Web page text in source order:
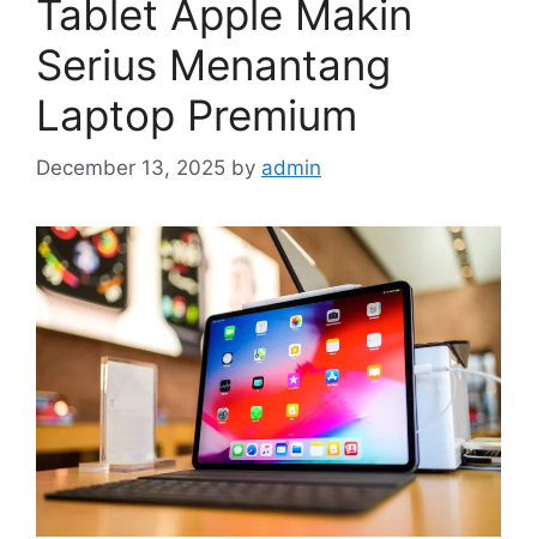
Tablet Apple Makin
Serius Menantang
Laptop Premium
December 13, 2025 by admin